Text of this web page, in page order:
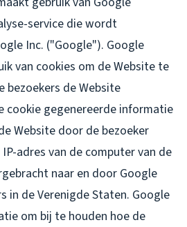
service die wordt
Inc. ("Google"). Google
van cookies om de Website te
bezoekers de Website
cookie gegenereerde informatie
Website door de bezoeker
adres van de computer van de
naar en door Google
in de Verenigde Staten. Google
om bij te houden hoe de